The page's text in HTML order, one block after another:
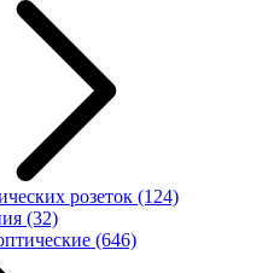
розеток (124)
(32)
(646)